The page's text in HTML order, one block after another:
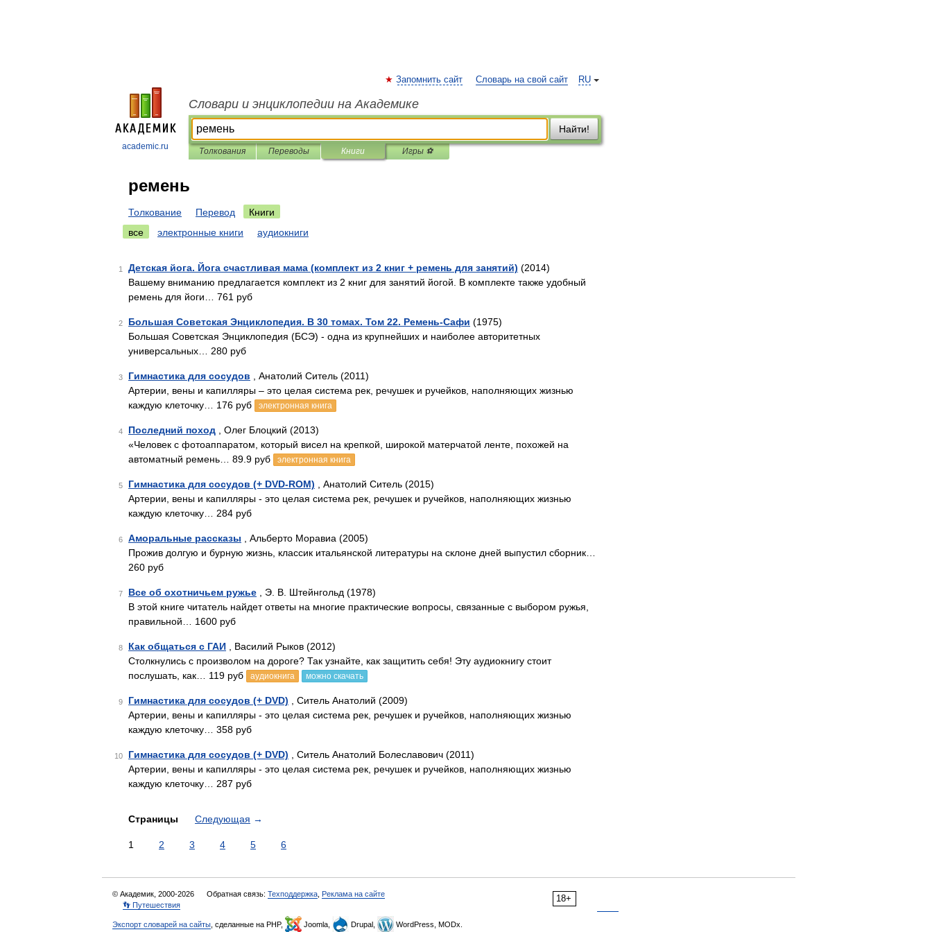
academic.ru
RU
Запомнить сайт Словарь на свой сайт
Словари и энциклопедии на Академике
Найти!
Толкования Переводы Книги Игры ⚽
ремень
Толкование Перевод
Книги
все
электронные книги аудиокниги
1 Детская йога. Йога счастливая мама (комплект из 2 книг + ремень для занятий) (2014)
Вашему вниманию предлагается комплект из 2 книг для занятий йогой. В комплекте также удобный
ремень для йоги… 761 руб
2 Большая Советская Энциклопедия. В 30 томах. Том 22. Ремень-Сафи (1975)
Большая Советская Энциклопедия (БСЭ) - одна из крупнейших и наиболее авторитетных
универсальных… 280 руб
3 Гимнастика для сосудов , Анатолий Ситель (2011)
Артерии, вены и капилляры – это целая система рек, речушек и ручейков, наполняющих жизнью
каждую клеточку… 176 руб
электронная книга
4 Последний поход , Олег Блоцкий (2013)
«Человек с фотоаппаратом, который висел на крепкой, широкой матерчатой ленте, похожей на
автоматный ремень… 89.9 руб
электронная книга
5 Гимнастика для сосудов (+ DVD-ROM) , Анатолий Ситель (2015)
Артерии, вены и капилляры - это целая система рек, речушек и ручейков, наполняющих жизнью
каждую клеточку… 284 руб
6 Аморальные рассказы , Альберто Моравиа (2005)
Прожив долгую и бурную жизнь, классик итальянской литературы на склоне дней выпустил сборник…
260 руб
7 Все об охотничьем ружье , Э. В. Штейнгольд (1978)
В этой книге читатель найдет ответы на многие практические вопросы, связанные с выбором ружья,
правильной… 1600 руб
8 Как общаться с ГАИ , Василий Рыков (2012)
Столкнулись с произволом на дороге? Так узнайте, как защитить себя! Эту аудиокнигу стоит
послушать, как… 119 руб
аудиокнига можно скачать
9 Гимнастика для сосудов (+ DVD) , Ситель Анатолий (2009)
Артерии, вены и капилляры - это целая система рек, речушек и ручейков, наполняющих жизнью
каждую клеточку… 358 руб
10 Гимнастика для сосудов (+ DVD) , Ситель Анатолий Болеславович (2011)
Артерии, вены и капилляры - это целая система рек, речушек и ручейков, наполняющих жизнью
каждую клеточку… 287 руб
Страницы Следующая →
1 2 3 4 5 6
18+
© Академик, 2000-2026 Обратная связь: Техподдержка Реклама на сайте
👣 Путешествия
Экспорт словарей на сайты , сделанные на PHP, Joomla, Drupal, WordPress, MODx.